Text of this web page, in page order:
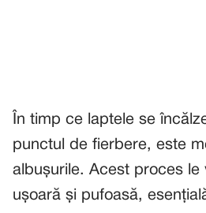
În timp ce laptele se
punctul de fierbere, este
albușurile. Acest proces le
ușoară și pufoasă,